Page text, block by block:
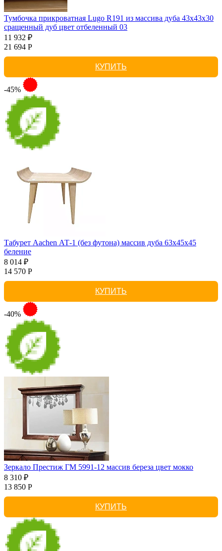
Тумбочка прикроватная Lugo R191 из массива дуба 43х43х30
сращенный дуб цвет отбеленный 03
11 932 ₽
21 694 Р
КУПИТЬ
-45%
Табурет Aachen АТ-1 (без футона) массив дуба 63х45х45
беление
8 014 ₽
14 570 Р
КУПИТЬ
-40%
Зеркало Престиж ГМ 5991-12 массив береза цвет мокко
8 310 ₽
13 850 Р
КУПИТЬ